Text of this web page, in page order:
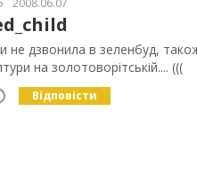
не дзвонила в зеленбуд,
на золотоворітській.... (((
Відповісти